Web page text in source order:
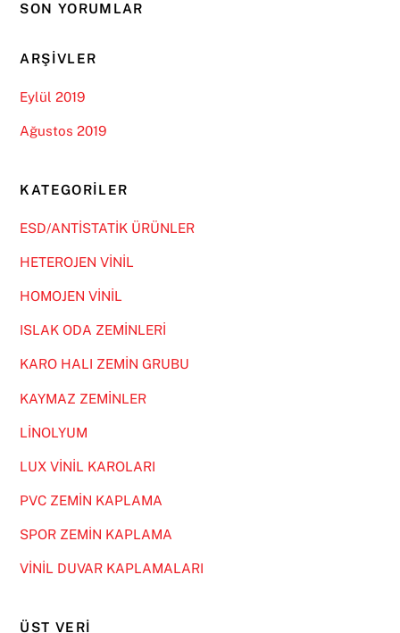
SON YORUMLAR
ARŞIVLER
Eylül 2019
Ağustos 2019
KATEGORILER
ESD/ANTİSTATİK ÜRÜNLER
HETEROJEN VİNİL
HOMOJEN VİNİL
ISLAK ODA ZEMİNLERİ
KARO HALI ZEMİN GRUBU
KAYMAZ ZEMİNLER
LİNOLYUM
LUX VİNİL KAROLARI
PVC ZEMİN KAPLAMA
SPOR ZEMİN KAPLAMA
VİNİL DUVAR KAPLAMALARI
ÜST VERI